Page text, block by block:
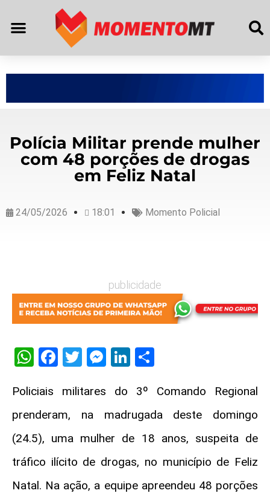
Polícia Militar prende mulher
com 48 porções de drogas
em Feliz Natal
24/05/2026 18:01 Momento Policial
publicidade
WhatsApp
Facebook
Twitter
Messenger
LinkedIn
Policiais militares do 3º Comando Regional
prenderam, na madrugada deste domingo
(24.5), uma mulher de 18 anos, suspeita de
tráfico ilícito de drogas, no município de Feliz
Natal. Na ação, a equipe apreendeu 48 porções